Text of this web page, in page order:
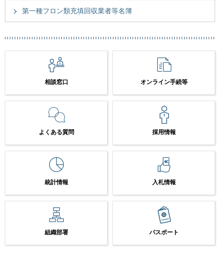
第一種フロン類充填回収業者等名簿
相談窓口 オンライン手続等
よくある質問 採用情報
統計情報 入札情報
組織部署 パスポート